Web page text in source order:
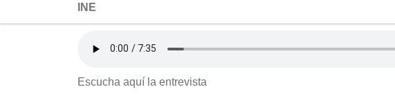
INE
Escucha aquí la entrevista